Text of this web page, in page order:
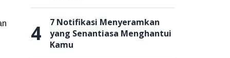
4
7 Notifikasi Menyeramkan
yang Senantiasa Menghantui
Kamu